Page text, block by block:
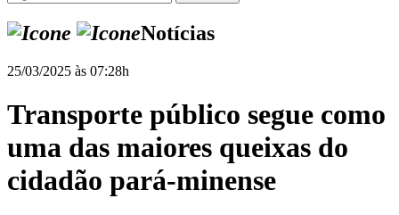
Notícias
25/03/2025 às 07:28h
Transporte público segue como
uma das maiores queixas do
cidadão pará-minense